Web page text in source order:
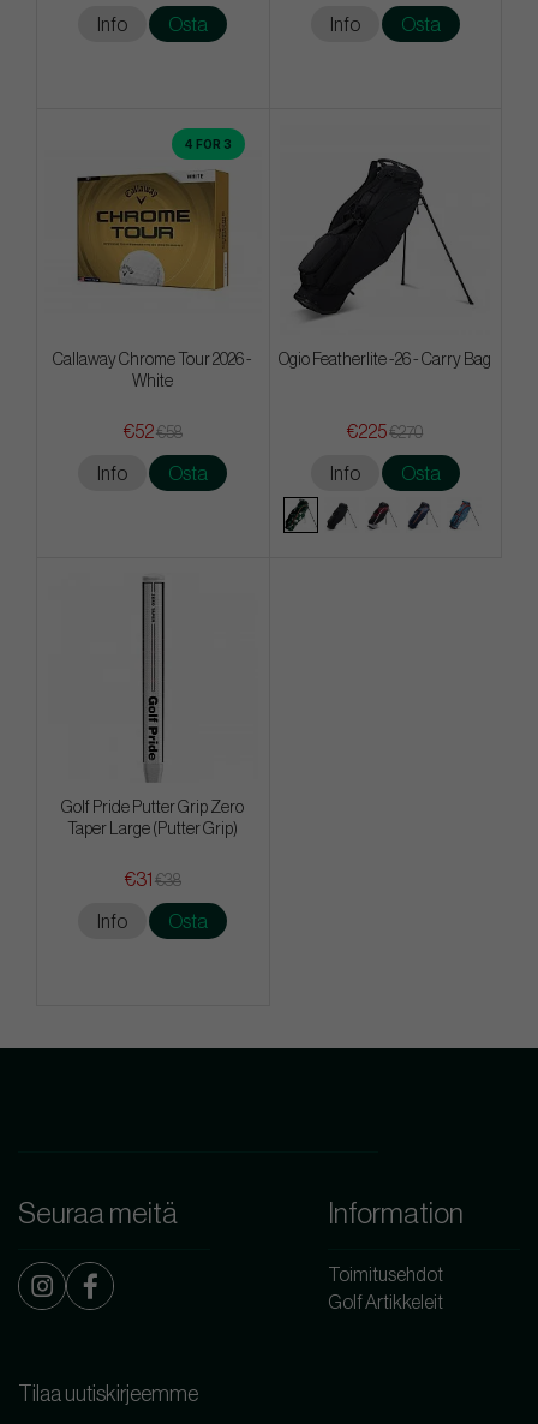
Info Osta Info Osta
4 FOR 3
Callaway Chrome Tour 2026 -
White
€52€58
Info Osta
Ogio Featherlite -26 - Carry Bag
€225€270
Info Osta
Golf Pride Putter Grip Zero
Taper Large (Putter Grip)
€31 €38
Info Osta
Seuraa meitä Information
Toimitusehdot
Golf Artikkeleit
Tilaa uutiskirjeemme